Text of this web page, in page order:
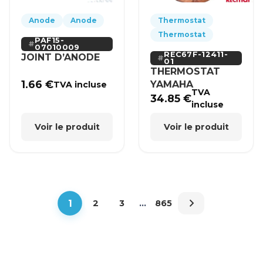
Anode Anode
PAF15-
07010009
JOINT D’ANODE
1.66€TVA incluse
Voir le produit
Thermostat
Thermostat
REC67F-12411-
01
THERMOSTAT
YAMAHA
34.85€TVA
incluse
Voir le produit
1 2 3 … 865